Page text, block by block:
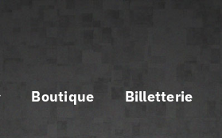
Boutique Billetterie